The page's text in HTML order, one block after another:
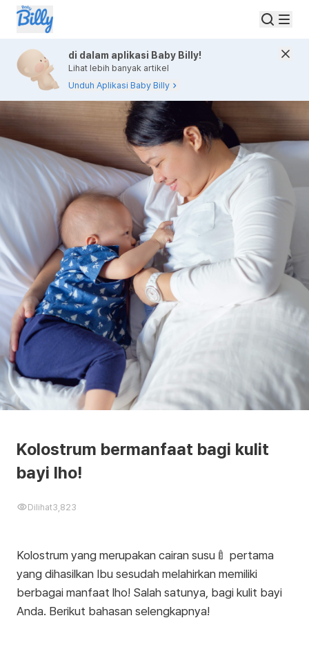
di dalam aplikasi Baby Billy!
Lihat lebih banyak artikel
Unduh Aplikasi Baby Billy
Kolostrum bermanfaat bagi kulit
bayi lho!
Dilihat3,823
Kolostrum yang merupakan cairan susu🍼 pertama
yang dihasilkan Ibu sesudah melahirkan memiliki
berbagai manfaat lho! Salah satunya, bagi kulit bayi
Anda. Berikut bahasan selengkapnya!